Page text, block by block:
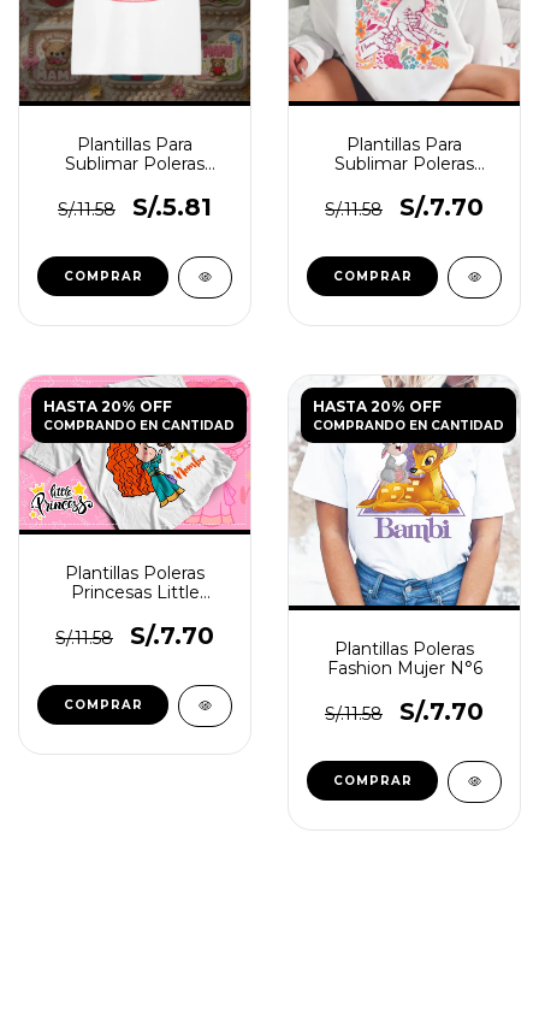
Plantillas Para
Sublimar Poleras
S/.11.58
S/.5.81
Plantillas Para
Sublimar Poleras
S/.11.58
S/.7.70
HASTA 20% OFF
COMPRANDO EN CANTIDAD
Plantillas Poleras
Princesas Little
S/.11.58
S/.7.70
HASTA 20% OFF
COMPRANDO EN CANTIDAD
Plantillas Poleras
Fashion Mujer N°6
S/.11.58 S/.7.70